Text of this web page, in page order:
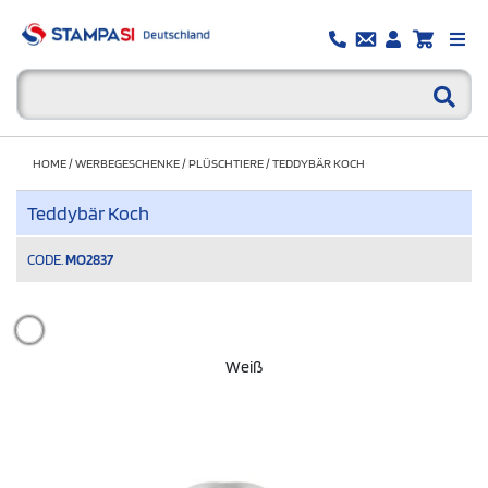
HOME/WERBEGESCHENKE/PLÜSCHTIERE/TEDDYBÄR KOCH
Teddybär Koch
CODE. MO2837
Weiß